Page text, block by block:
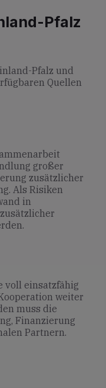
Pfalz
Pfalz und
Quellen
großer
zusätzlicher
Als Risiken
in
voll einsatzfähig
weiter
muss die
Finanzierung
Partnern.